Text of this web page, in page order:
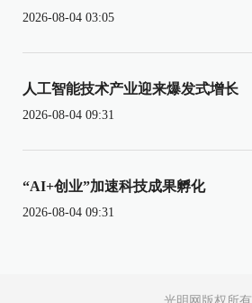
2026-08-04 03:05
人工智能技术产业迎来爆发式增长
2026-08-04 09:31
“AI+创业”加速科技成果孵化
2026-08-04 09:31